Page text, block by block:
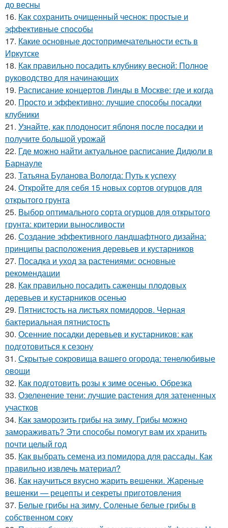
до весны
16. Как сохранить очищенный чеснок: простые и
эффективные способы
17. Какие основные достопримечательности есть в
Иркутске
18. Как правильно посадить клубнику весной: Полное
руководство для начинающих
19. Расписание концертов Линды в Москве: где и когда
20. Просто и эффективно: лучшие способы посадки
клубники
21. Узнайте, как плодоносит яблоня после посадки и
получите большой урожай
22. Где можно найти актуальное расписание Дидюли в
Барнауле
23. Татьяна Буланова Вологда: Путь к успеху
24. Откройте для себя 15 новых сортов огурцов для
открытого грунта
25. Выбор оптимального сорта огурцов для открытого
грунта: критерии выносливости
26. Создание эффективного ландшафтного дизайна:
принципы расположения деревьев и кустарников
27. Посадка и уход за растениями: основные
рекомендации
28. Как правильно посадить саженцы плодовых
деревьев и кустарников осенью
29. Пятнистость на листьях помидоров. Черная
бактериальная пятнистость
30. Осенние посадки деревьев и кустарников: как
подготовиться к сезону
31. Скрытые сокровища вашего огорода: тенелюбивые
овощи
32. Как подготовить розы к зиме осенью. Обрезка
33. Озеленение тени: лучшие растения для затененных
участков
34. Как заморозить грибы на зиму. Грибы можно
замораживать? Эти способы помогут вам их хранить
почти целый год
35. Как выбрать семена из помидора для рассады. Как
правильно извлечь материал?
36. Как научиться вкусно жарить вешенки. Жареные
вешенки — рецепты и секреты приготовления
37. Белые грибы на зиму. Соленые белые грибы в
собственном соку